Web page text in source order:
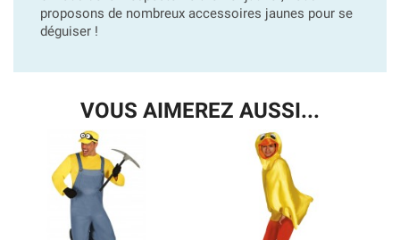
proposons de nombreux accessoires jaunes pour se
déguiser !
VOUS AIMEREZ AUSSI...